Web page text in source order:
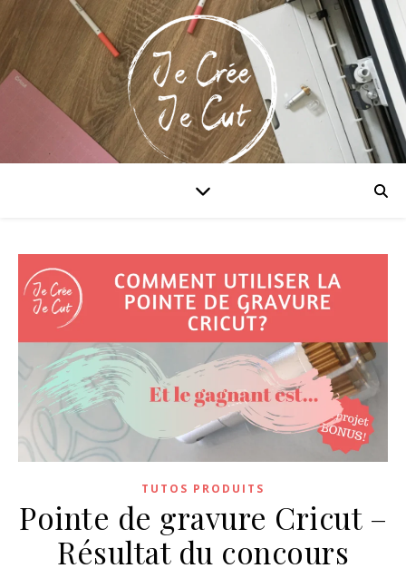
TUTOS PRODUITS
Pointe de gravure Cricut –
Résultat du concours